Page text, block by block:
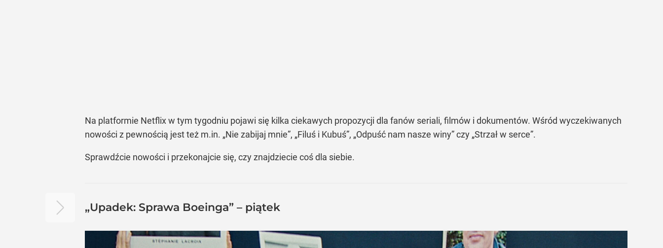
Na platformie Netflix w tym tygodniu pojawi się kilka ciekawych propozycji dla fanów seriali, filmów i dokumentów. Wśród wyczekiwanych
nowości z pewnością jest też m.in. „Nie zabijaj mnie”, „Filuś i Kubuś”, „Odpuść nam nasze winy” czy „Strzał w serce”.
Sprawdźcie nowości i przekonajcie się, czy znajdziecie coś dla siebie.
„Upadek: Sprawa Boeinga” – piątek